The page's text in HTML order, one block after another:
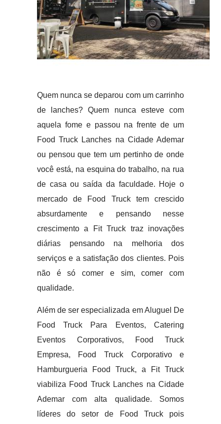
Quem nunca se deparou com um carrinho
de lanches? Quem nunca esteve com
aquela fome e passou na frente de um
Food Truck Lanches na Cidade Ademar
ou pensou que tem um pertinho de onde
você está, na esquina do trabalho, na rua
de casa ou saída da faculdade. Hoje o
mercado de Food Truck tem crescido
absurdamente e pensando nesse
crescimento a Fit Truck traz inovações
diárias pensando na melhoria dos
serviços e a satisfação dos clientes. Pois
não é só comer e sim, comer com
qualidade.
Além de ser especializada em Aluguel De
Food Truck Para Eventos, Catering
Eventos Corporativos, Food Truck
Empresa, Food Truck Corporativo e
Hamburgueria Food Truck, a Fit Truck
viabiliza Food Truck Lanches na Cidade
Ademar com alta qualidade. Somos
líderes do setor de Food Truck pois